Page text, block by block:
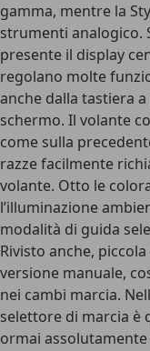
gamma, mentre la
strumenti analogico.
presente il display
regolano molte
anche dalla tastiera
schermo. Il volante
come sulla
razze facilmente
volante. Otto le
l’illuminazione
modalità di guida
Rivisto anche,
versione manuale,
nei cambi marcia.
selettore di marcia è
ormai